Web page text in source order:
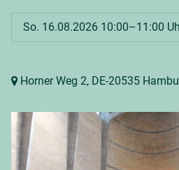
So. 16.08.2026 10:00–11:00
Horner Weg 2, DE-20535